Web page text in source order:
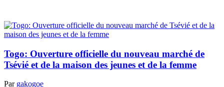
Togo: Ouverture officielle du nouveau marché de
Tsévié et de la maison des jeunes et de la femme
Par gakogoe